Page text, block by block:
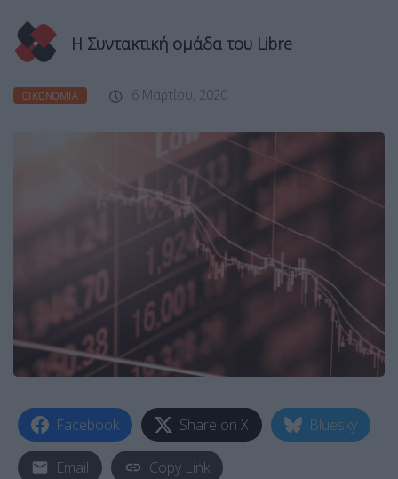
Η Συντακτική ομάδα του Libre
ΟΙΚΟΝΟΜΊΑ 6 Μαρτίου, 2020
Facebook Share on X Bluesky
Email Copy Link